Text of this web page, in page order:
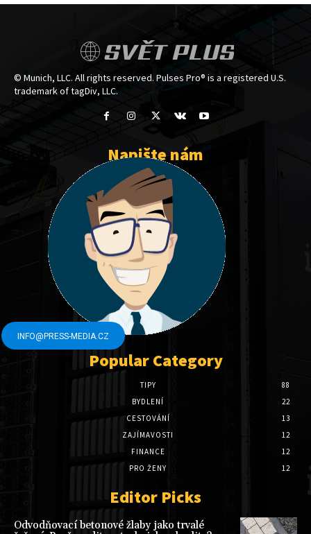
SVĚT PLUS
© Munich, LLC. All rights reserved. Pulses Pro® is a registered U.S.
trademark of tagDiv, LLC.
Napište nám
INFO@PRESS-MEDIA.CZ
Popular Category
TIPY
88
BYDLENÍ
22
CESTOVÁNÍ
13
ZAJÍMAVOSTI
12
FINANCE
12
PRO ŽENY
12
Editor Picks
Odvodňovací betonové žlaby jako trvalé